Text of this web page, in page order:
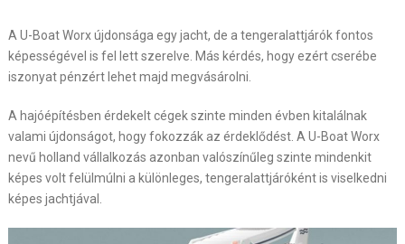
A U-Boat Worx újdonsága egy jacht, de a tengeralattjárók fontos
képességével is fel lett szerelve. Más kérdés, hogy ezért cserébe
iszonyat pénzért lehet majd megvásárolni.
A hajóépítésben érdekelt cégek szinte minden évben kitalálnak
valami újdonságot, hogy fokozzák az érdeklődést. A U-Boat Worx
nevű holland vállalkozás azonban valószínűleg szinte mindenkit
képes volt felülmúlni a különleges, tengeralattjáróként is viselkedni
képes jachtjával.